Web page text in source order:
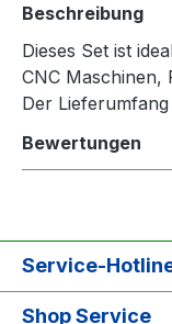
Beschreibung
Dieses Set ist
CNC Maschinen,
Der
Bewertungen
Service-
Shop Service